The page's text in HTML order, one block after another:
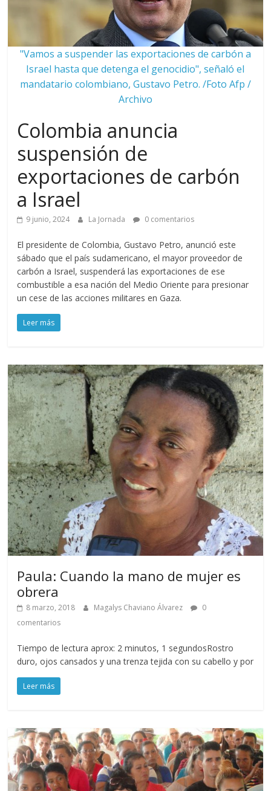
"Vamos a suspender las exportaciones de carbón a
Israel hasta que detenga el genocidio", señaló el
mandatario colombiano, Gustavo Petro. /Foto Afp /
Archivo
Colombia anuncia
suspensión de
exportaciones de carbón
a Israel
9 junio, 2024 La Jornada 0 comentarios
El presidente de Colombia, Gustavo Petro, anunció este
sábado que el país sudamericano, el mayor proveedor de
carbón a Israel, suspenderá las exportaciones de ese
combustible a esa nación del Medio Oriente para presionar
un cese de las acciones militares en Gaza.
Leer más
Paula: Cuando la mano de mujer es
obrera
8 marzo, 2018 Magalys Chaviano Álvarez
0
comentarios
Tiempo de lectura aprox: 2 minutos, 1 segundosRostro
duro, ojos cansados y una trenza tejida con su cabello y por
Leer más